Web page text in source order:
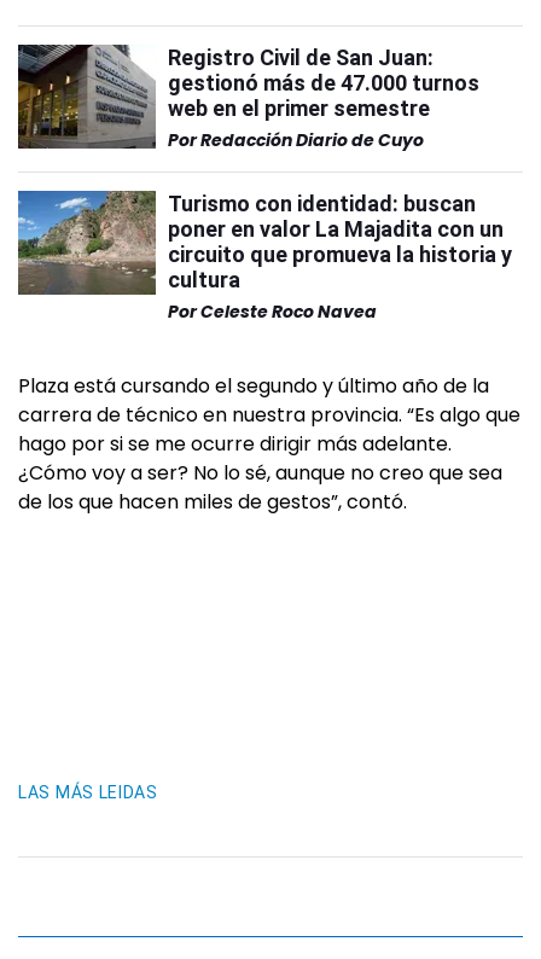
Registro Civil de San Juan:
gestionó más de 47.000 turnos
web en el primer semestre
PorRedacción Diario de Cuyo
Turismo con identidad: buscan
poner en valor La Majadita con un
circuito que promueva la historia y
cultura
PorCeleste Roco Navea
Plaza está cursando el segundo y último año de la
carrera de técnico en nuestra provincia. “Es algo que
hago por si se me ocurre dirigir más adelante.
¿Cómo voy a ser? No lo sé, aunque no creo que sea
de los que hacen miles de gestos”, contó.
LAS MÁS LEIDAS